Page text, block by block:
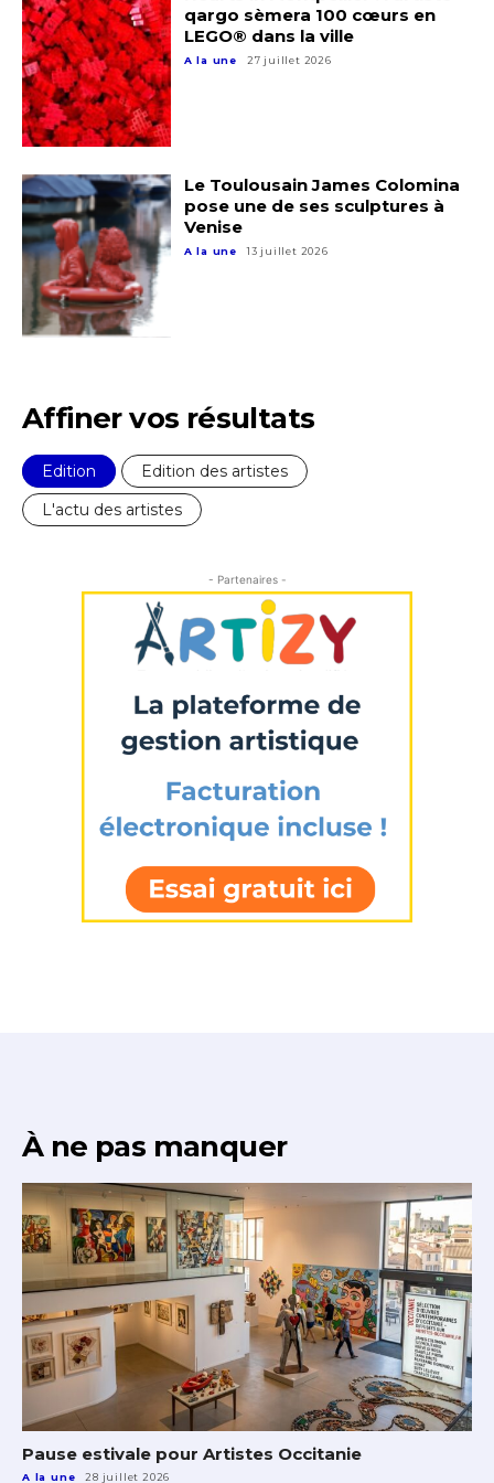
qargo sèmera 100 cœurs en
LEGO® dans la ville
A la une 27 juillet 2026
Le Toulousain James Colomina
pose une de ses sculptures à
Venise
A la une 13 juillet 2026
Affiner vos résultats
Edition
Edition des artistes
L'actu des artistes
- Partenaires -
À ne pas manquer
Pause estivale pour Artistes Occitanie
A la une 28 juillet 2026